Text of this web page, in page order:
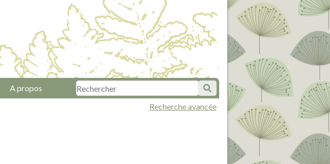
Recherche avancée
A propos